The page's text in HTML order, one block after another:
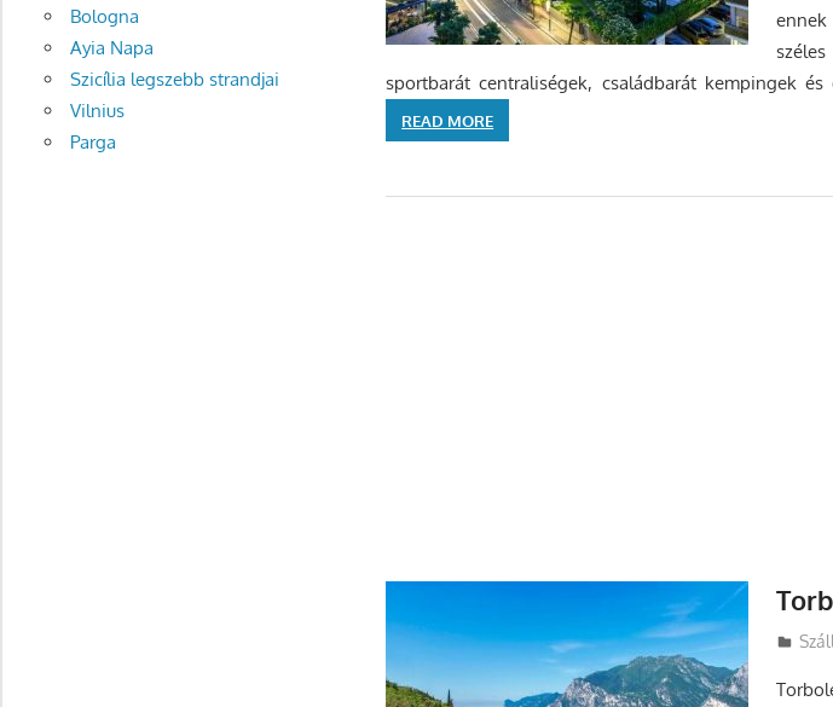
ennek
sportbarát centraliségek, családbarát kempingek
READ MORE
Bologna
Ayia Napa
Szicília legszebb strandjai
Vilnius
Parga